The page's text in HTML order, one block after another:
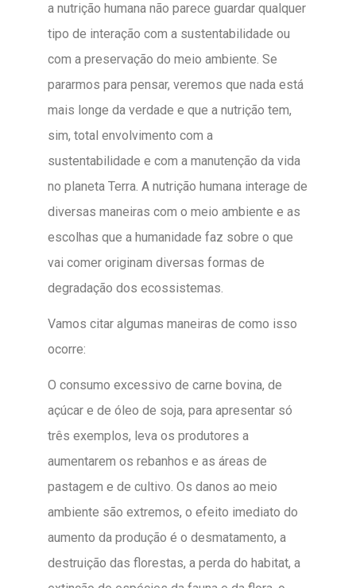
a nutrição humana não parece guardar qualquer
tipo de interação com a sustentabilidade ou
com a preservação do meio ambiente. Se
pararmos para pensar, veremos que nada está
mais longe da verdade e que a nutrição tem,
sim, total envolvimento com a
sustentabilidade e com a manutenção da vida
no planeta Terra. A nutrição humana interage de
diversas maneiras com o meio ambiente e as
escolhas que a humanidade faz sobre o que
vai comer originam diversas formas de
degradação dos ecossistemas.
Vamos citar algumas maneiras de como isso
ocorre:
O consumo excessivo de carne bovina, de
açúcar e de óleo de soja, para apresentar só
três exemplos, leva os produtores a
aumentarem os rebanhos e as áreas de
pastagem e de cultivo. Os danos ao meio
ambiente são extremos, o efeito imediato do
aumento da produção é o desmatamento, a
destruição das florestas, a perda do habitat, a